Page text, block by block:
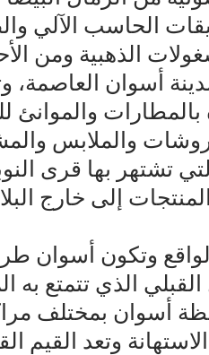
الحاسب الآلي
الذهبية ومن
أسوان العاصمة،
بالمطارات والموانئ
والملابس
تشتهر بها قرى
إلى خارج
وتكون أسوان
الذي تتمتع به
أسوان بمختلف
وتعد القيم